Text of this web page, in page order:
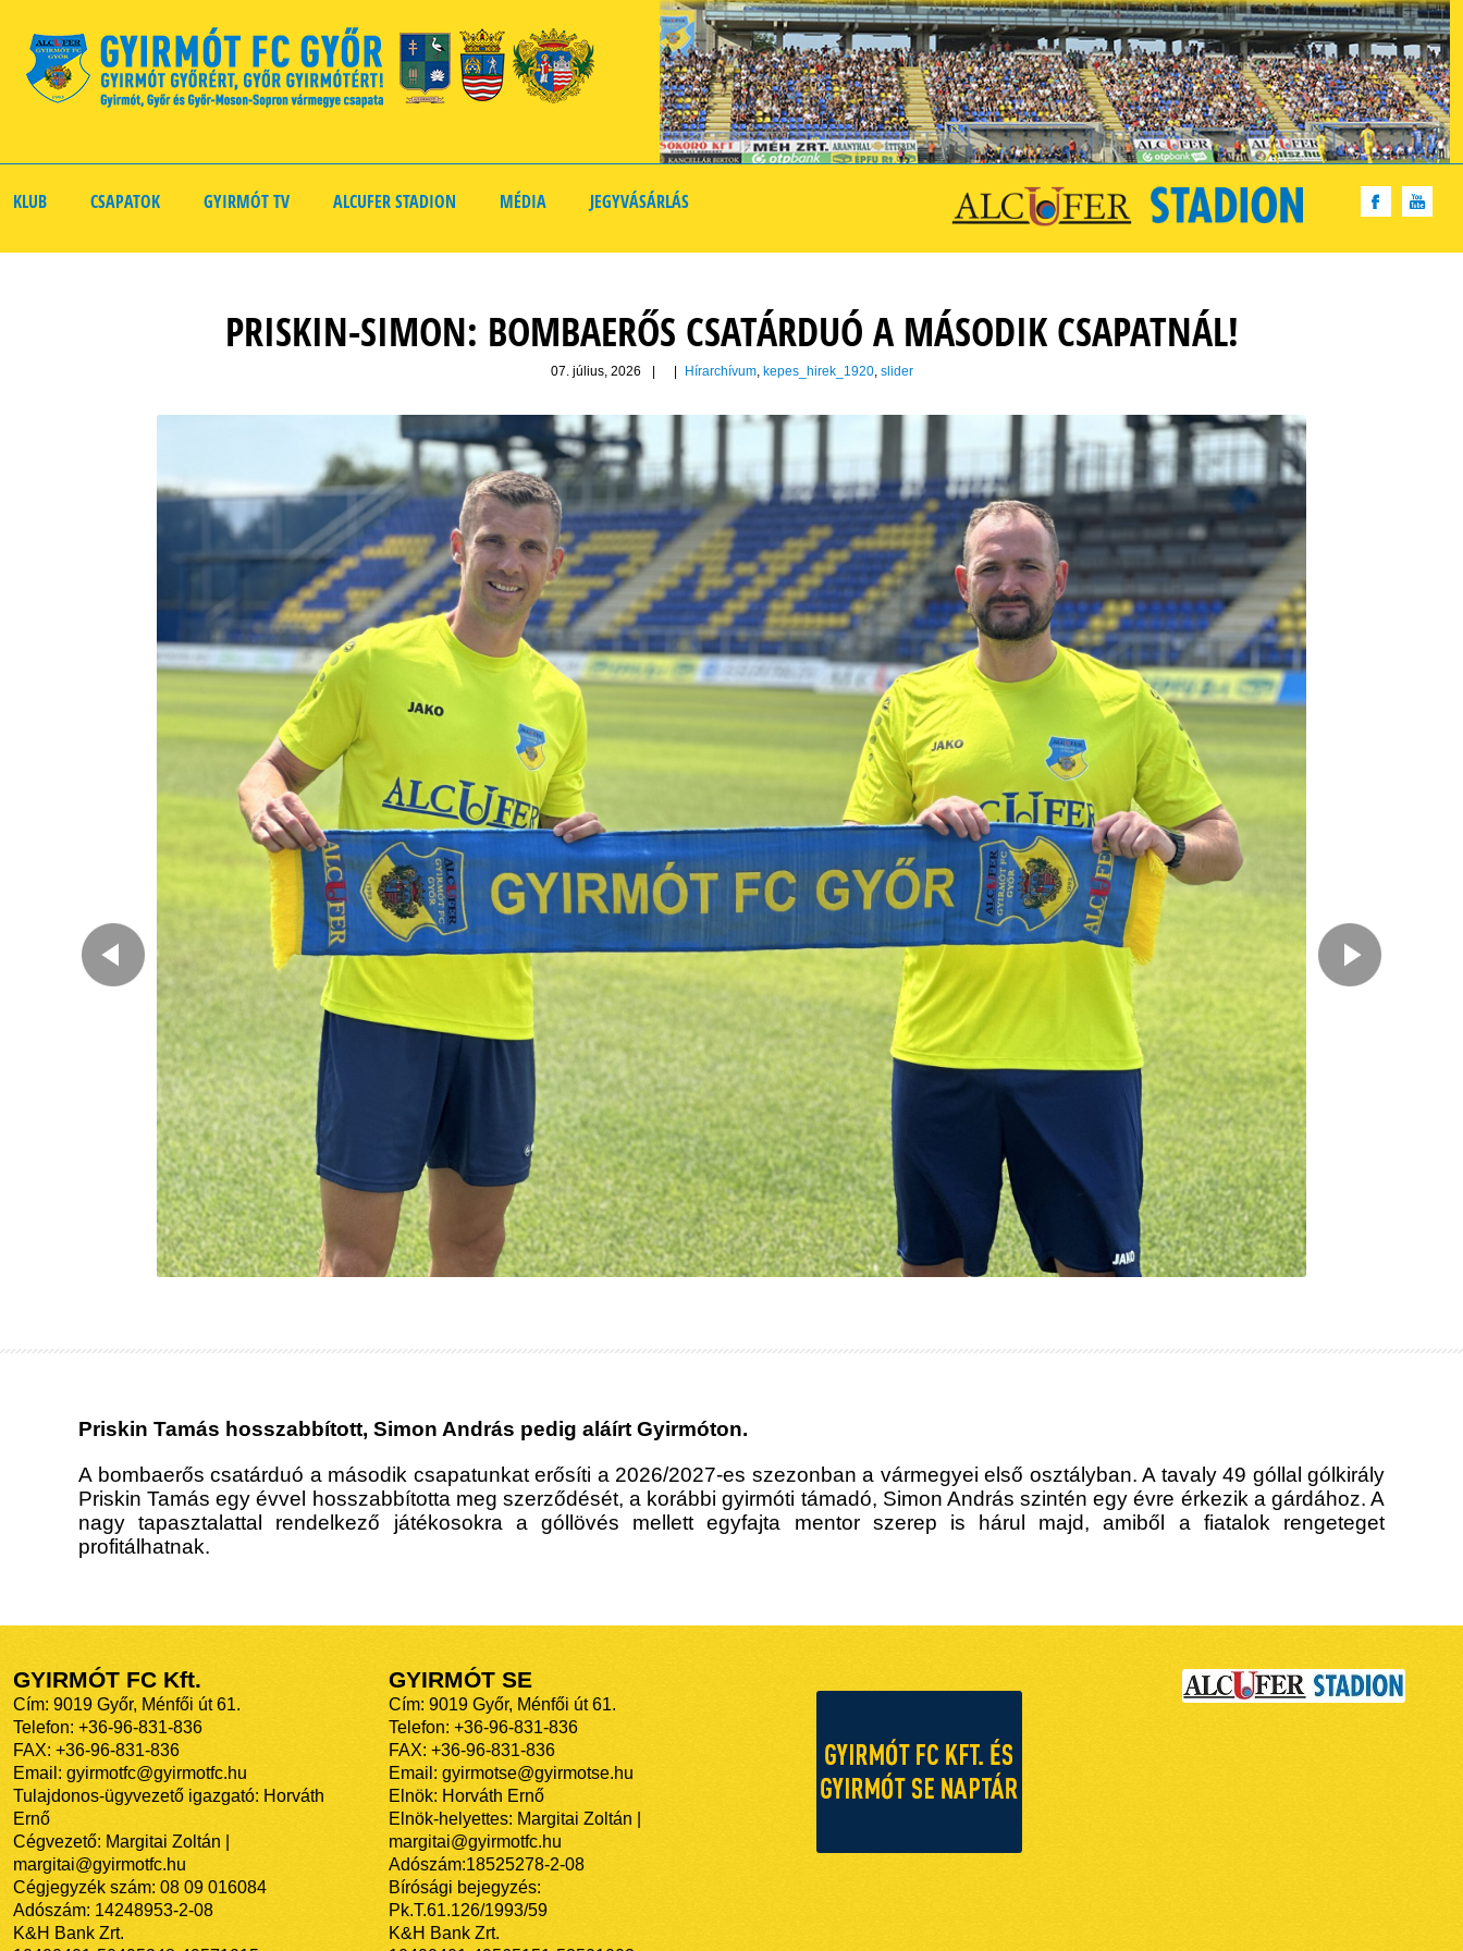
KLUB CSAPATOK GYIRMÓT TV ALCUFER STADION MÉDIA JEGYVÁSÁRLÁS
PRISKIN-SIMON: BOMBAERŐS CSATÁRDUÓ A MÁSODIK CSAPATNÁL!
07. július, 2026 Hírarchívum, kepes_hirek_1920, slider
Priskin Tamás hosszabbított, Simon András pedig aláírt Gyirmóton.
A bombaerős csatárduó a második csapatunkat erősíti a 2026/2027-es szezonban a vármegyei első osztályban. A tavaly 49 góllal gólkirály
Priskin Tamás egy évvel hosszabbította meg szerződését, a korábbi gyirmóti támadó, Simon András szintén egy évre érkezik a gárdához. A
nagy tapasztalattal rendelkező játékosokra a góllövés mellett egyfajta mentor szerep is hárul majd, amiből a fiatalok rengeteget
profitálhatnak.
GYIRMÓT FC Kft.
Cím: 9019 Győr, Ménfői út 61.
Telefon: +36-96-831-836
FAX: +36-96-831-836
Email: gyirmotfc@gyirmotfc.hu
Tulajdonos-ügyvezető igazgató: Horváth
Ernő
Cégvezető: Margitai Zoltán |
margitai@gyirmotfc.hu
Cégjegyzék szám: 08 09 016084
Adószám: 14248953-2-08
K&H Bank Zrt.
GYIRMÓT SE
Cím: 9019 Győr, Ménfői út 61.
Telefon: +36-96-831-836
FAX: +36-96-831-836
Email: gyirmotse@gyirmotse.hu
Elnök: Horváth Ernő
Elnök-helyettes: Margitai Zoltán |
margitai@gyirmotfc.hu
Adószám:18525278-2-08
Bírósági bejegyzés:
Pk.T.61.126/1993/59
K&H Bank Zrt.